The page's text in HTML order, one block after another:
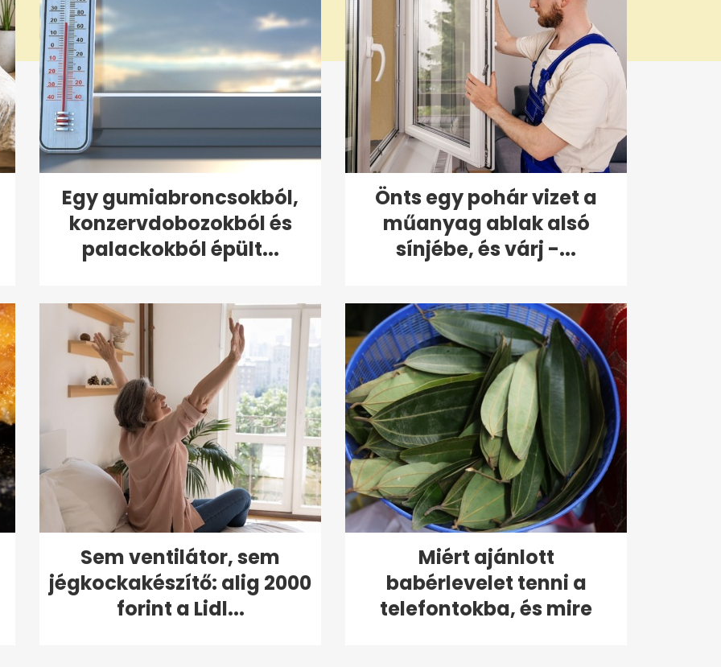
Egy gumiabroncsokból,
konzervdobozokból és
palackokból épült...
Önts egy pohár vizet a
műanyag ablak alsó
sínjébe, és várj -...
Sem ventilátor, sem
jégkockakészítő: alig 2000
forint a Lidl...
Miért ajánlott
babérlevelet tenni a
telefontokba, és mire